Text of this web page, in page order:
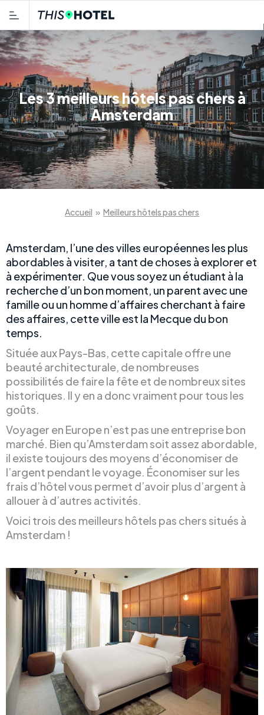
Les 3 meilleurs hôtels pas chers à
Amsterdam
Accueil » Meilleurs hôtels pas chers
Amsterdam, l’une des villes européennes les plus
abordables à visiter, a tant de choses à explorer et
à expérimenter. Que vous soyez un étudiant à la
recherche d’un bon moment, un parent avec une
famille ou un homme d’affaires cherchant à faire
des affaires, cette ville est la Mecque du bon
temps.
Située aux Pays-Bas, cette capitale offre une
beauté architecturale, de nombreuses
possibilités de faire la fête et de nombreux sites
historiques. Il y en a donc vraiment pour tous les
goûts.
Voyager en Europe n’est pas une entreprise bon
marché. Bien qu’Amsterdam soit assez abordable,
il existe toujours des moyens d’économiser de
l’argent pendant le voyage. Économiser sur les
frais d’hôtel vous permet d’avoir plus d’argent à
allouer à d’autres activités.
Voici trois des meilleurs hôtels pas chers situés à
Amsterdam !